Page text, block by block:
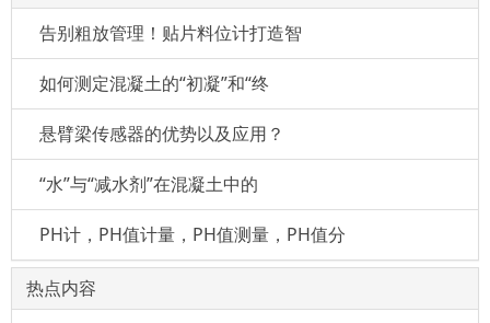
告别粗放管理！贴片料位计打造智
如何测定混凝土的“初凝”和“终
悬臂梁传感器的优势以及应用？
“水”与“减水剂”在混凝土中的
PH计，PH值计量，PH值测量，PH值分
热点内容